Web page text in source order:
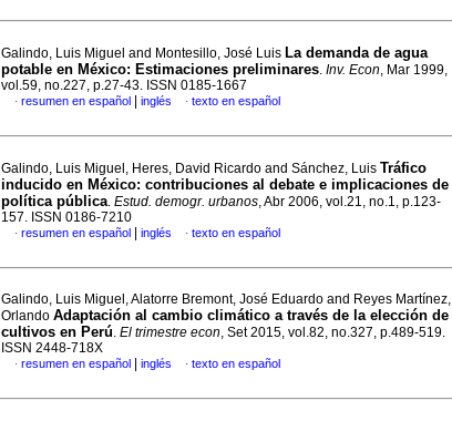
Galindo, Luis Miguel and Montesillo, José Luis La demanda de agua
potable en México: Estimaciones preliminares. Inv. Econ, Mar 1999,
vol.59, no.227, p.27-43. ISSN 0185-1667
· resumen en español inglés · texto en español
Galindo, Luis Miguel, Heres, David Ricardo and Sánchez, Luis Tráfico
inducido en México: contribuciones al debate e implicaciones de
política pública. Estud. demogr. urbanos, Abr 2006, vol.21, no.1, p.123-
157. ISSN 0186-7210
· resumen en español inglés · texto en español
Galindo, Luis Miguel, Alatorre Bremont, José Eduardo and Reyes Martínez,
Orlando Adaptación al cambio climático a través de la elección de
cultivos en Perú. El trimestre econ, Set 2015, vol.82, no.327, p.489-519.
ISSN 2448-718X
· resumen en español inglés · texto en español